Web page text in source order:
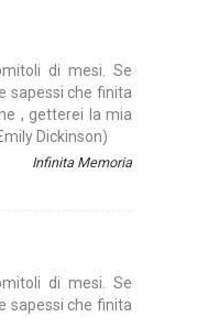
di mesi. Se
sapessi che finita
, getterei la mia
Dickinson)
Infinita Memoria
di mesi. Se
sapessi che finita